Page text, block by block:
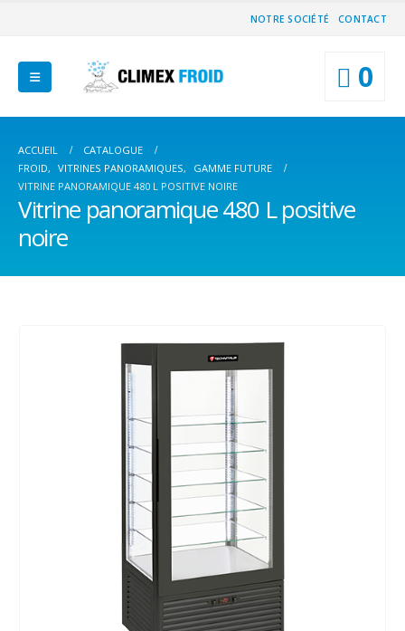
NOTRE SOCIÉTÉ CONTACT
0
ACCUEIL
CATALOGUE
FROID, VITRINES PANORAMIQUES,
GAMME FUTURE
VITRINE PANORAMIQUE 480 L POSITIVE NOIRE
Vitrine panoramique 480 L positive
noire